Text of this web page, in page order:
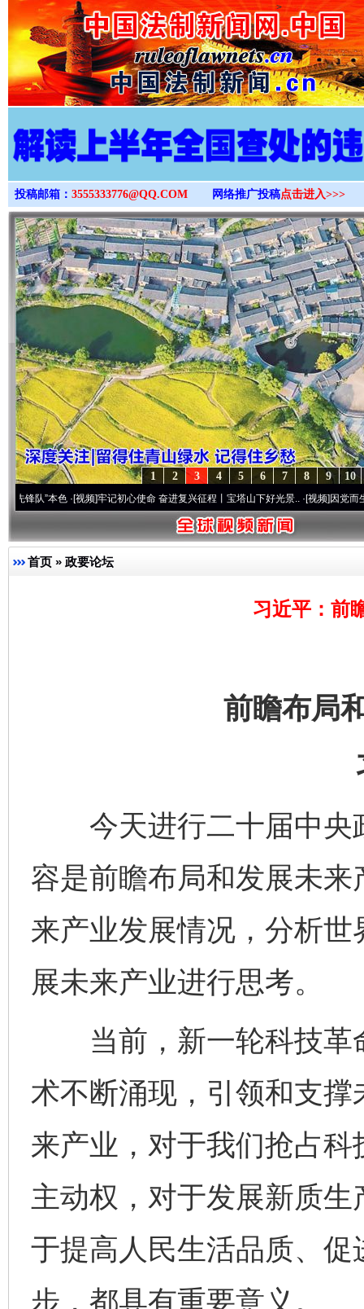
>
投稿邮箱： 3555333776@QQ.COM 网络推广投稿点击进入>>>
10
9
8
7
6
5
4
3
2
1
·[视频]牢记初心使命 奋进复兴征程丨宝塔山下好光景..·[视频]因党而生 为党而
首页 » 政要论坛
习近平：前
前瞻布局
今天进行二十届中央
容是前瞻布局和发展未
来产业发展情况，分析
展未来产业进行思考。
当前，新一轮科技革
术不断涌现，引领和支
来产业，对于我们抢占
主动权，对于发展新质
于提高人民生活品质、
步，都具有重要意义。